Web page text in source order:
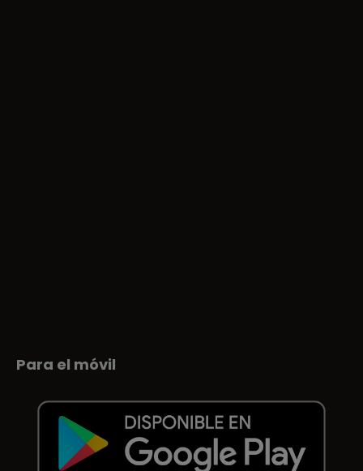
Para el móvil